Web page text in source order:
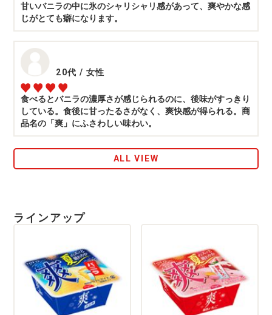
甘いバニラの中に氷のシャリシャリ感があって、爽やかな感
じがとても癖になります。
20代 / 女性
食べるとバニラの濃厚さが感じられるのに、後味がすっきり
している。食後に甘ったるさがなく、爽快感が得られる。商
品名の「爽」にふさわしい味わい。
ALL VIEW
ラインアップ